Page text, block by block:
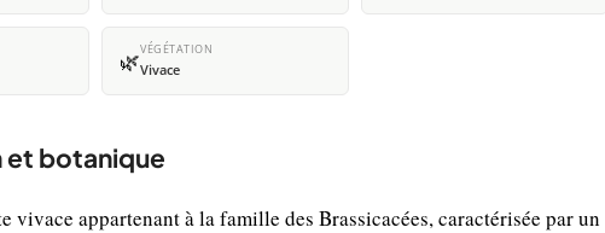
🌿VÉGÉTATION
Vivace
botanique
appartenant à la famille des Brassicacées, caractérisée par un